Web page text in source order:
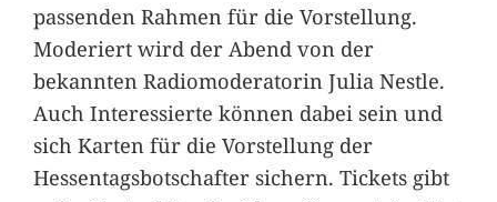
passenden Rahmen für die Vorstellung.
Moderiert wird der Abend von der
bekannten Radiomoderatorin Julia Nestle.
Auch Interessierte können dabei sein und
sich Karten für die Vorstellung der
Hessentagsbotschafter sichern. Tickets gibt